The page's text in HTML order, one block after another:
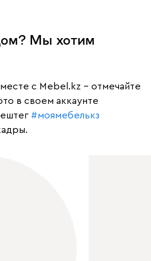
Мы хотим
с Mebel.kz – отмечайте
в своем аккаунте
#моямебелькз